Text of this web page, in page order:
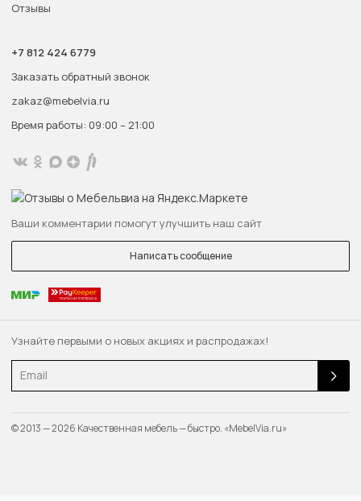
Узнайте первыми о новых акциях и распродажах!
Email
Отзывы
+7 812 424 6779
Заказать обратный звонок
zakaz@mebelvia.ru
Время работы: 09:00 – 21:00
Ваши комментарии помогут улучшить наш сайт
Написать сообщение
© 2013 — 2026 Качественная мебель — быстро. «MebelVia.ru»